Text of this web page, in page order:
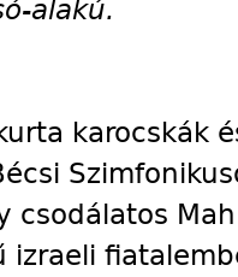
alakú.
karocskák
csodálatos
izraeli